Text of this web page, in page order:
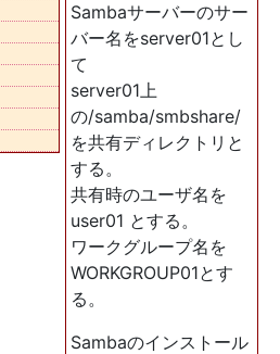
Sambaサーバーのサー
バー名をserver01とし
て
server01上
の/samba/smbshare/
を共有ディレクトリと
する。
共有時のユーザ名を
user01 とする。
ワークグループ名を
WORKGROUP01とす
る。
Sambaのインストール